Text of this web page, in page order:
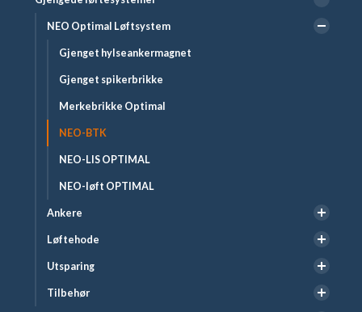
NEO Optimal Løftsystem
Gjenget hylseankermagnet
Gjenget spikerbrikke
Merkebrikke Optimal
NEO-BTK
NEO-LIS OPTIMAL
NEO-løft OPTIMAL
Ankere
Løftehode
Utsparing
Tilbehør